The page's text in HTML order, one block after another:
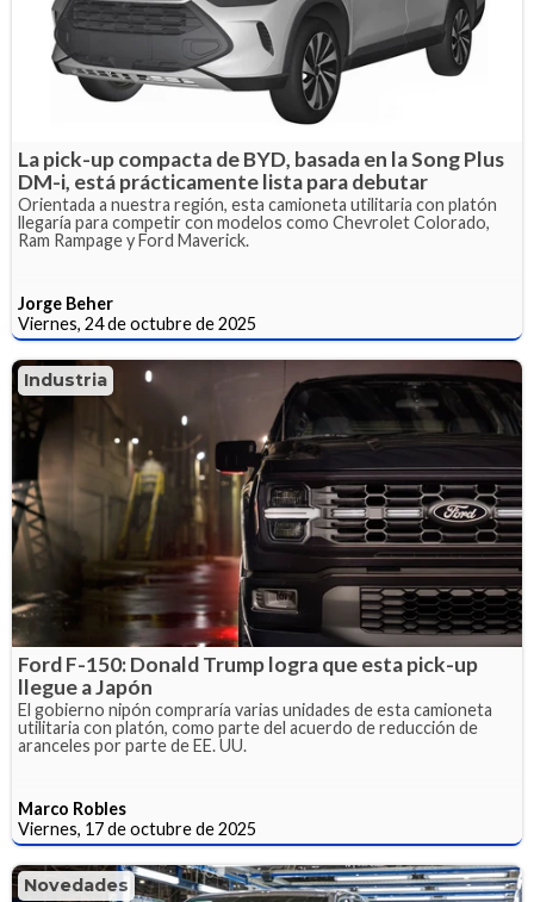
La pick-up compacta de BYD, basada en la Song Plus
DM-i, está prácticamente lista para debutar
Orientada a nuestra región, esta camioneta utilitaria con platón
llegaría para competir con modelos como Chevrolet Colorado,
Ram Rampage y Ford Maverick.
Jorge Beher
Viernes, 24 de octubre de 2025
Industria
Ford F-150: Donald Trump logra que esta pick-up
llegue a Japón
El gobierno nipón compraría varias unidades de esta camioneta
utilitaria con platón, como parte del acuerdo de reducción de
aranceles por parte de EE. UU.
Marco Robles
Viernes, 17 de octubre de 2025
Novedades